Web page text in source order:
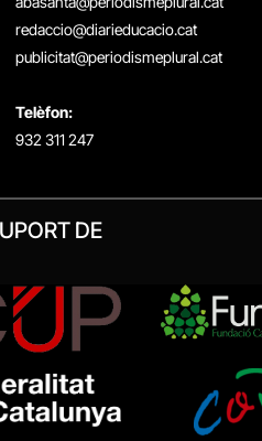
redaccio@diarieducacio.cat
publicitat@periodismeplural.cat
Telèfon:
932 311 247
DE